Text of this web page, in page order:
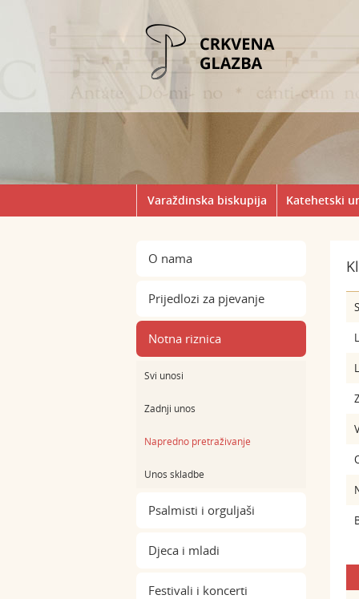
Varaždinska biskupija Katehetski
O nama
Prijedlozi za pjevanje
Notna riznica
Svi unosi
Zadnji unos
Napredno pretraživanje
Unos skladbe
Psalmisti i orguljaši
Djeca i mladi
Festivali i koncerti